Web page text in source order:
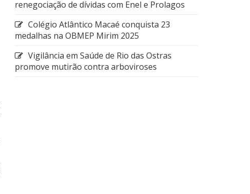
renegociação de dívidas com Enel e Prolagos
Colégio Atlântico Macaé conquista 23
medalhas na OBMEP Mirim 2025
Vigilância em Saúde de Rio das Ostras
promove mutirão contra arboviroses